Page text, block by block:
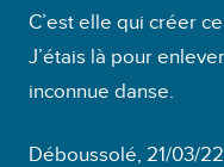
C’est elle qui créer
J’étais là pour
inconnue danse.
Déboussolé, 21/03/22